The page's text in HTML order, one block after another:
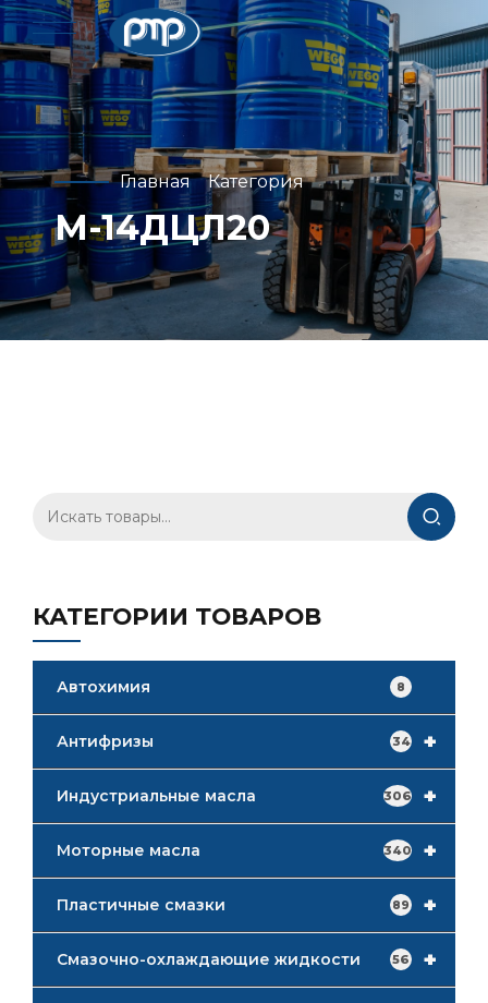
Главная Категория
М-14ДЦЛ20
КАТЕГОРИИ ТОВАРОВ
Автохимия 8
+
Антифризы 34
+
Индустриальные масла 306
+
Моторные масла 340
+
Пластичные смазки 89
+
Смазочно-охлаждающие жидкости 56